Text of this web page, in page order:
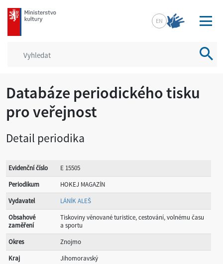
mkcr.cz
EN
Databáze periodického tisku
pro veřejnost
Detail periodika
Evidenční číslo
E 15505
Periodikum
HOKEJ MAGAZÍN
Vydavatel
LÁNÍK ALEŠ
Obsahové
zaměření
Tiskoviny věnované turistice, cestování, volnému času
a sportu
Okres
Znojmo
Kraj
Jihomoravský